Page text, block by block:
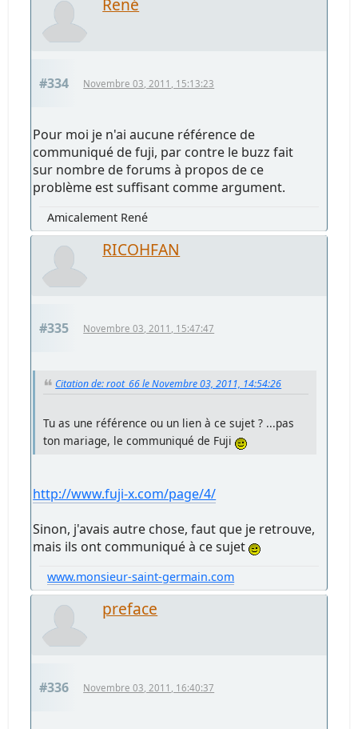
René
#334 Novembre 03, 2011, 15:13:23
Pour moi je n'ai aucune référence de
communiqué de fuji, par contre le buzz fait
sur nombre de forums à propos de ce
problème est suffisant comme argument.
Amicalement René
RICOHFAN
#335 Novembre 03, 2011, 15:47:47
Citation de: root_66 le Novembre 03, 2011, 14:54:26
Tu as une référence ou un lien à ce sujet ? ...pas
ton mariage, le communiqué de Fuji
http://www.fuji-x.com/page/4/
Sinon, j'avais autre chose, faut que je retrouve,
mais ils ont communiqué à ce sujet
www.monsieur-saint-germain.com
preface
#336 Novembre 03, 2011, 16:40:37